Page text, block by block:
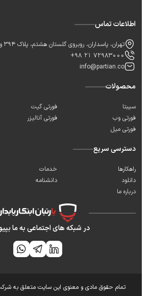
اطلاعات تماس
تهران، پاسداران، روبروی گلستان هشتم، پلاک 394 واحد 5
+98 21 72983000
info@partian.co
محصولات
سیبتا
فورتی گیت
فورتی وب
فورتی آنالیزر
فورتی میل
دسترسی سریع
راهکارها
خدمات
دانلود
دانشنامه
درباره ما
در شبکه های اجتماعی به ما
تمام حقوق مادی و معنوی این سایت متعلق به شرکت